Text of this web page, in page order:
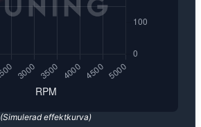
(Simulerad effektkurva)